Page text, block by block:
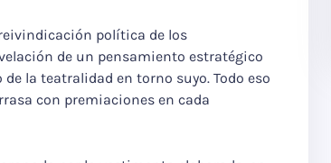
política de los
de un pensamiento estratégico
la teatralidad en torno suyo. Todo eso
con premiaciones en cada